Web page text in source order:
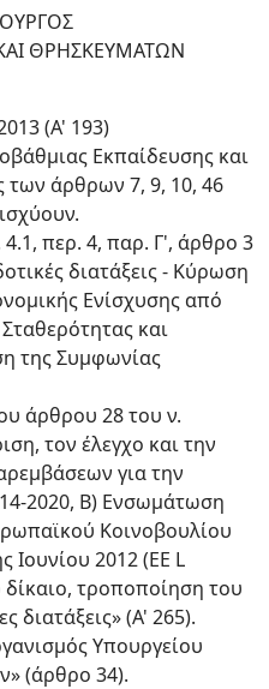
ΘΡΗΣΚΕΥΜΑΤΩΝ
(Α' 193)
Εκπαίδευσης και
των άρθρων 7, 9, 10, 46
4.1, περ. 4, παρ. Γ', άρθρο 3
διατάξεις - Κύρωση
Ενίσχυσης από
και
της Συμφωνίας
άρθρου 28 του ν.
τον έλεγχο και την
για την
2020, Β) Ενσωμάτωση
Κοινοβουλίου
Ιουνίου 2012 (ΕΕ L
τροποποίηση του
διατάξεις» (Α' 265).
Υπουργείου
(άρθρο 34).